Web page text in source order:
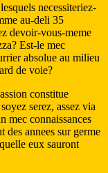
necessiteriez-
au-deli 35
devoir-vous-meme
Est-le mec
absolue au milieu
de voie?
constitue
serez, assez via
mec connaissances
des annees sur germe
eux sauront